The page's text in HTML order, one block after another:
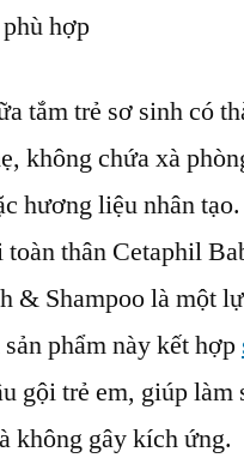
hợp
tắm trẻ sơ sinh có
không chứa xà
hương liệu nhân tạo.
toàn thân Cetaphil
& Shampoo là một
phẩm này kết hợp
gội trẻ em, giúp làm
không gây kích ứng.